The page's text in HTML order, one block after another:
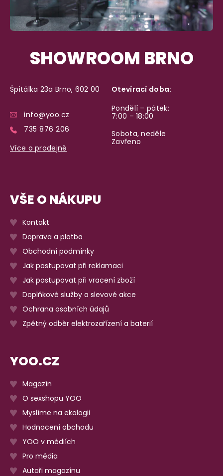
SHOWROOM BRNO
Špitálka 23a Brno, 602 00
info@yoo.cz
735 876 206
Více o prodejně
Otevírací doba:
Pondělí – pátek:
7:00 – 18:00
Sobota, neděle
Zavřeno
VŠE O NÁKUPU
Kontakt
Doprava a platba
Obchodní podmínky
Jak postupovat při reklamaci
Jak postupovat při vracení zboží
Doplňkové služby a slevové akce
Ochrana osobních údajů
Zpětný odběr elektrozařízení a baterií
YOO.CZ
Magazín
O sexshopu YOO
Myslíme na ekologii
Hodnocení obchodu
YOO v médiích
Pro média
Autoři magazínu